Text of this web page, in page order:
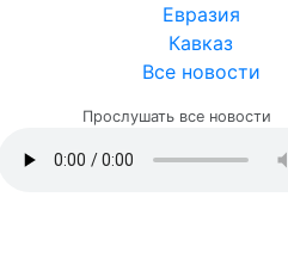
Евразия
Кавказ
Все новости
Прослушать все новости